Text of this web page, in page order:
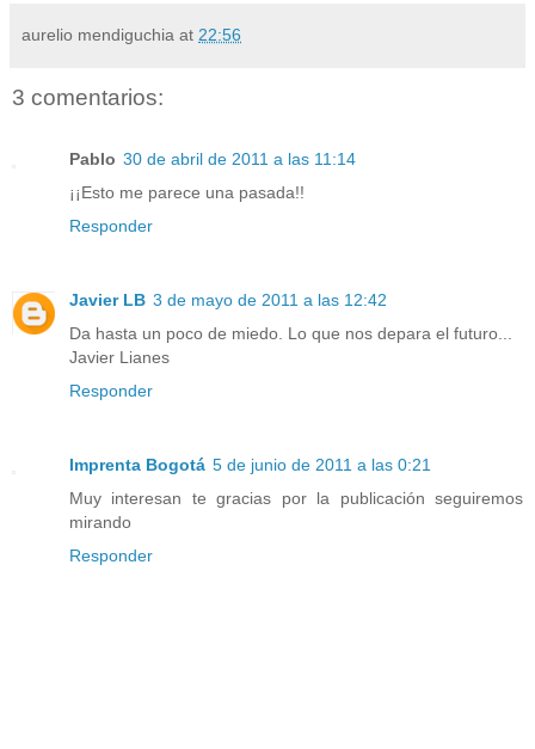
aurelio mendiguchia at 22:56
3 comentarios:
Pablo 30 de abril de 2011 a las 11:14
¡¡Esto me parece una pasada!!
Responder
Javier LB 3 de mayo de 2011 a las 12:42
Da hasta un poco de miedo. Lo que nos depara el futuro...
Javier Lianes
Responder
Imprenta Bogotá 5 de junio de 2011 a las 0:21
Muy interesan te gracias por la publicación seguiremos
mirando
Responder